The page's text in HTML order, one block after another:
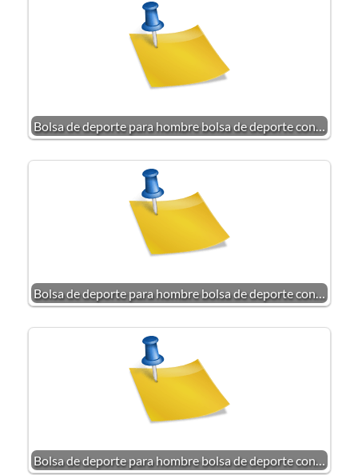
Bolsa de deporte para hombre bolsa de deporte con…
Bolsa de deporte para hombre bolsa de deporte con…
Bolsa de deporte para hombre bolsa de deporte con…